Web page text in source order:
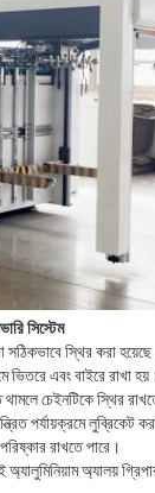
সিস্টেম
সঠিকভাবে স্থির করা
ভিতরে এবং বাইরে রাখা
চেইনটিকে স্থির
পর্যায়ক্রমে লুব্রিকেট
রাখতে পারে।
অ্যালয় গ্রিপার